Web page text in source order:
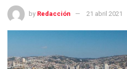
by Redacción 21 abril 2021